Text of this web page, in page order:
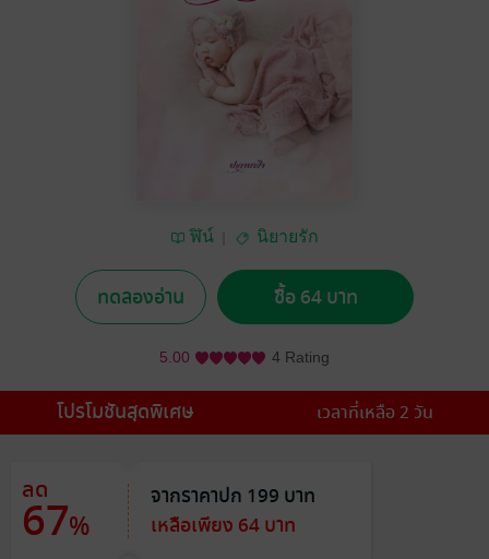
ฬิน์ นิยายรัก
ทดลองอ่าน ซื้อ 64 บาท
5.00 4 Rating
โปรโมชันสุดพิเศษ เวลาที่เหลือ 2 วัน
ลด
67%
จากราคาปก 199 บาท
เหลือเพียง 64 บาท